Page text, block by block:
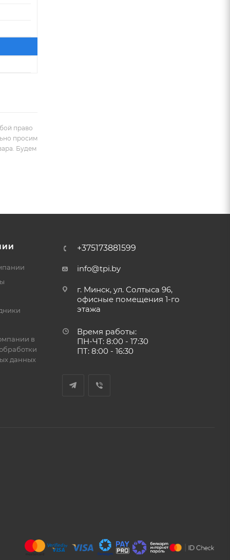
право
просим
Будем
в
данных
+375173881599
info@tpi.by
г. Минск, ул. Солтыса 96,
офисные помещения 1-го
этажа
Время работы:
ПН-ЧТ: 8:00 - 17:30
ПТ: 8:00 - 16:30